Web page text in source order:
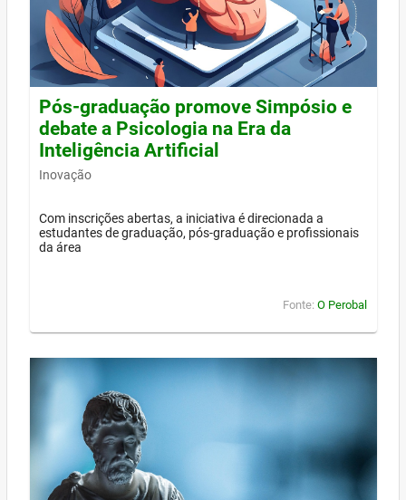
Pós-graduação promove Simpósio e
debate a Psicologia na Era da
Inteligência Artificial
Inovação
Com inscrições abertas, a iniciativa é direcionada a
estudantes de graduação, pós-graduação e profissionais
da área
Fonte: O Perobal